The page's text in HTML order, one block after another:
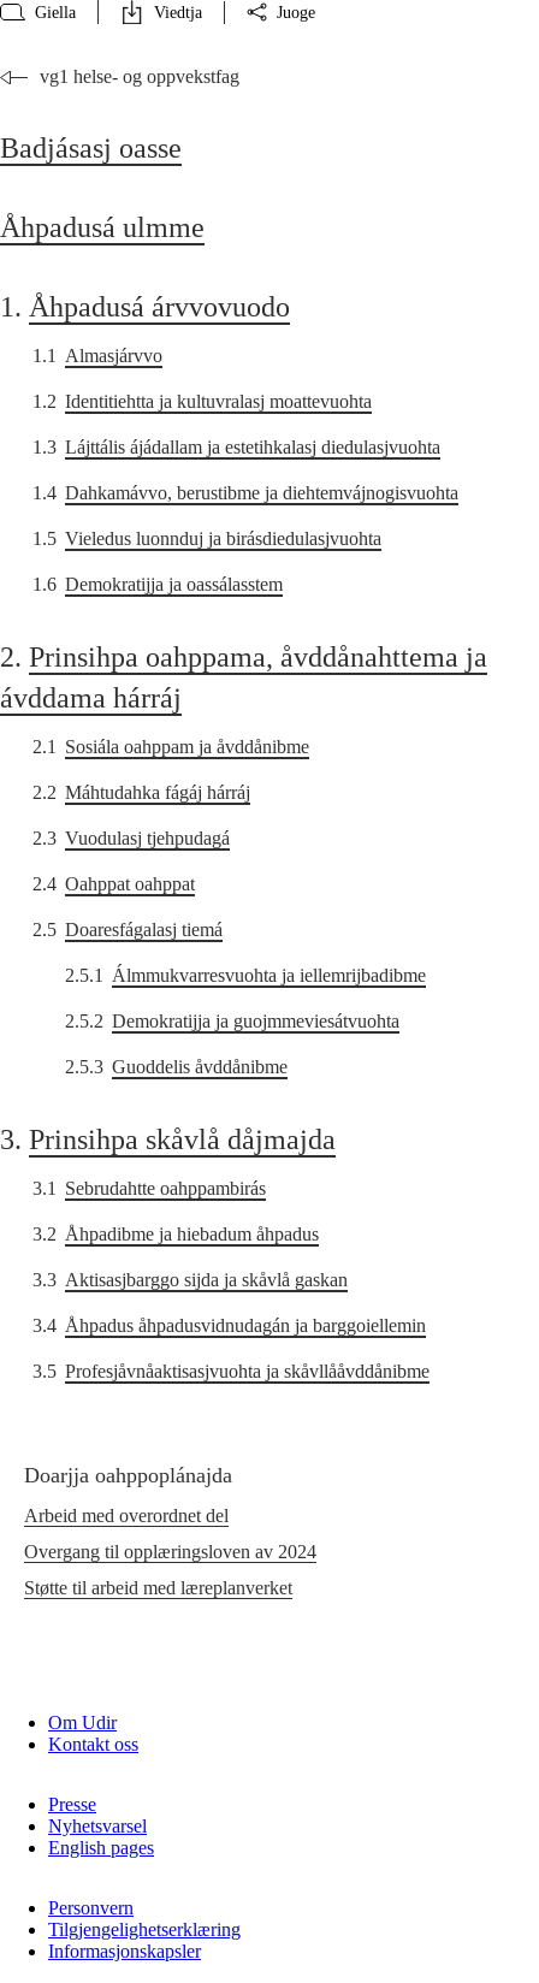
Giella Viedtja Juoge
vg1 helse- og oppvekstfag
Badjásasj oasse
Åhpadusá ulmme
1. Åhpadusá árvvovuodo
1.1 Almasjárvvo
1.2 Identitiehtta ja kultuvralasj moattevuohta
1.3 Lájttális ájádallam ja estetihkalasj diedulasjvuohta
1.4 Dahkamávvo, berustibme ja diehtemvájnogisvuohta
1.5 Vieledus luonnduj ja birásdiedulasjvuohta
1.6 Demokratijja ja oassálasstem
2. Prinsihpa oahppama, åvddånahttema ja
ávddama hárráj
2.1 Sosiála oahppam ja åvddånibme
2.2 Máhtudahka fágáj hárráj
2.3 Vuodulasj tjehpudagá
2.4 Oahppat oahppat
2.5 Doaresfágalasj tiemá
2.5.1 Álmmukvarresvuohta ja iellemrijbadibme
2.5.2 Demokratijja ja guojmmeviesátvuohta
2.5.3 Guoddelis åvddånibme
3. Prinsihpa skåvlå dåjmajda
3.1 Sebrudahtte oahppambirás
3.2 Åhpadibme ja hiebadum åhpadus
3.3 Aktisasjbarggo sijda ja skåvlå gaskan
3.4 Åhpadus åhpadusvidnudagán ja barggoiellemin
3.5 Profesjåvnåaktisasjvuohta ja skåvllååvddånibme
Doarjja oahppoplánajda
Arbeid med overordnet del
Overgang til opplæringsloven av 2024
Støtte til arbeid med læreplanverket
Om Udir
Kontakt oss
Presse
Nyhetsvarsel
English pages
Personvern
Tilgjengelighetserklæring
Informasjonskapsler